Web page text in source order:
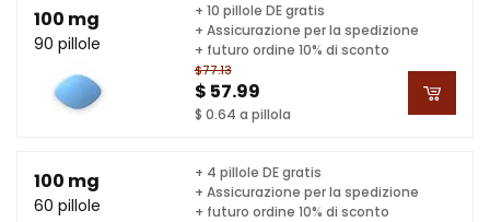
100 mg
90 pillole
$77.13
$ 57.99
$ 0.64 a pillola
+ 10 pillole DE gratis
+ Assicurazione per la spedizione
+ futuro ordine 10% di sconto
100 mg
60 pillole
+ 4 pillole DE gratis
+ Assicurazione per la spedizione
+ futuro ordine 10% di sconto